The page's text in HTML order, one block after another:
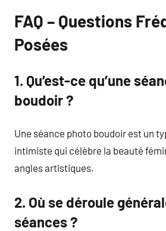
FAQ – Questions
Posées
1. Qu’est-ce qu’une
boudoir ?
Une séance photo boudoir est un
intimiste qui célèbre la beauté
angles artistiques.
2. Où se déroule
séances ?